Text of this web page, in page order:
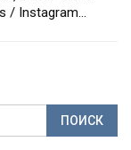
/ Instagram…